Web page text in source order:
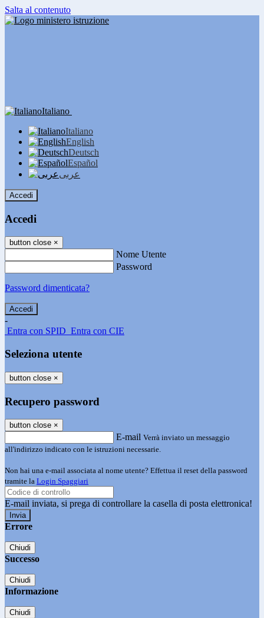
Salta al contenuto
Italiano
Italiano
English
Deutsch
Español
عربى
Accedi
Accedi
button close ×
Nome Utente
Password
Password dimenticata?
-
Entra con SPID Entra con CIE
Seleziona utente
button close ×
Recupero password
button close ×
E-mail Verrà inviato un messaggio
all'indirizzo indicato con le istruzioni necessarie.
Non hai una e-mail associata al nome utente? Effettua il reset della password
tramite la Login Spaggiari
E-mail inviata, si prega di controllare la casella di posta elettronica!
Errore
Chiudi
Successo
Chiudi
Informazione
Chiudi